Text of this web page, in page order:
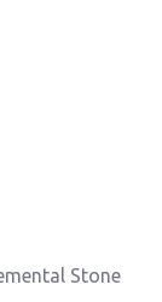
Stone